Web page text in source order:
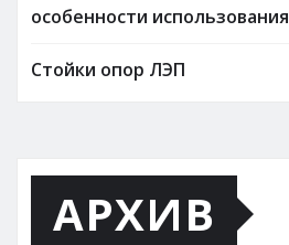
особенности использования
Стойки опор ЛЭП
АРХИВ